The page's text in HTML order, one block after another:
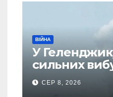
ВІЙНА
У
сильних
почалася
евакуація
СЕР 8, 2026